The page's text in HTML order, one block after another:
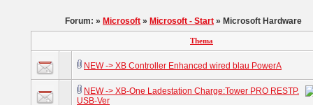
Forum: » Microsoft » Microsoft - Start » Microsoft Hardware
Thema
NEW -> XB Controller Enhanced wired blau PowerA
NEW -> XB-One Ladestation Charge:Tower PRO RESTP.
USB-Ver